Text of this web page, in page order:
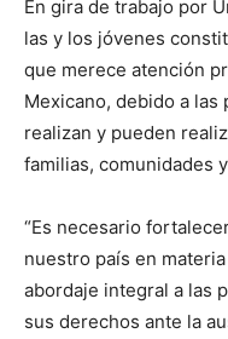
En gira de trabajo por
las y los jóvenes
que merece atención
Mexicano, debido a
realizan y pueden
familias, comunidades
“Es necesario
nuestro país en
abordaje integral a las
sus derechos ante la